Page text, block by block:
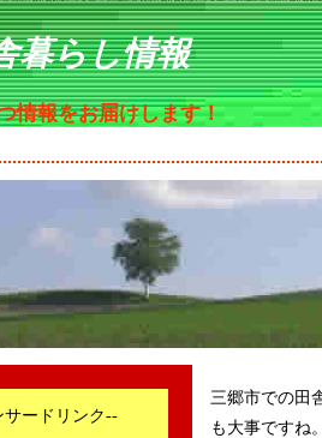
暮らし情報
情報をお届けします！
サードリンク--
三郷市での田
も大事ですね